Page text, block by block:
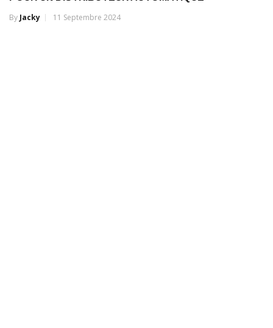
By Jacky 11 Septembre 2024